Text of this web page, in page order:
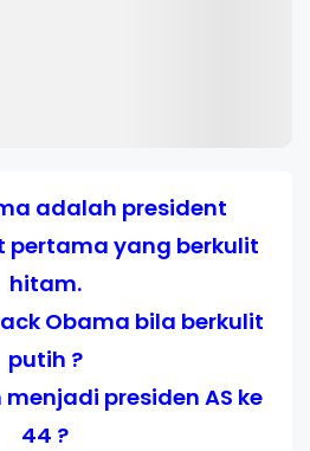
adalah president
pertama yang berkulit
hitam.
Obama bila berkulit
putih ?
presiden AS ke
44 ?